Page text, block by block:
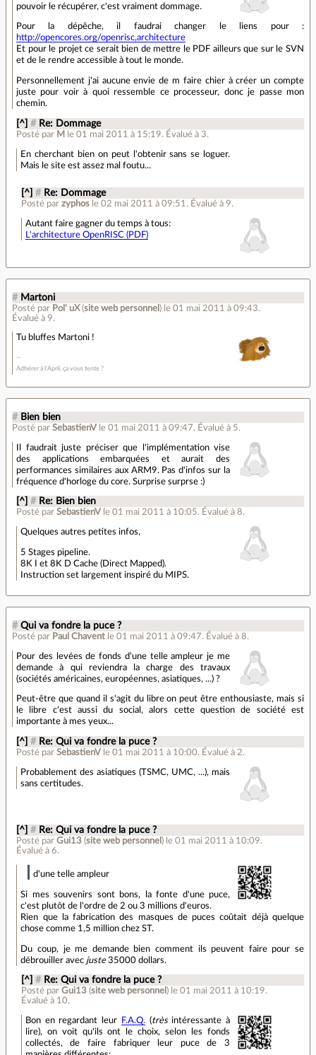
pouvoir le récupérer, c'est vraiment dommage.
Pour la dépêche, il faudrai changer le liens pour :
http://opencores.org/openrisc,architecture
Et pour le projet ce serait bien de mettre le PDF ailleurs que sur le SVN
et de le rendre accessible à tout le monde.
Personnellement j'ai aucune envie de m faire chier à créer un compte
juste pour voir à quoi ressemble ce processeur, donc je passe mon
chemin.
[^] # Re: Dommage
Posté par M le 01 mai 2011 à 15:19. Évalué à 3.
En cherchant bien on peut l'obtenir sans se loguer.
Mais le site est assez mal foutu...
[^] # Re: Dommage
Posté par zyphos le 02 mai 2011 à 09:51 . Évalué à 9.
Autant faire gagner du temps à tous:
L'architecture OpenRISC (PDF)
# Martoni
Posté par Pol' uX (site web personnel ) le 01 mai 2011 à 09:43.
Évalué à 9.
Tu bluffes Martoni !
Adhérer à l'April, ça vous tente ?
# Bien bien
Posté par SebastienV le 01 mai 2011 à 09:47. Évalué à 5.
Il faudrait juste préciser que l'implémentation vise
des applications embarquées et aurait des
performances similaires aux ARM9. Pas d'infos sur la
fréquence d'horloge du core. Surprise surprse :)
[^] # Re: Bien bien
Posté parSebastienV le 01 mai 2011 à 10:05. Évalué à8.
Quelques autres petites infos,
5 Stages pipeline.
8K I et 8K D Cache (Direct Mapped).
Instruction set largement inspiré du MIPS.
# Qui va fondre la puce ?
Posté par Paul Chavent le 01 mai 2011 à 09:47. Évalué à 8.
Pour des levées de fonds d'une telle ampleur je me
demande à qui reviendra la charge des travaux
(sociétés américaines, européennes, asiatiques, ...) ?
Peut-être que quand il s'agit du libre on peut être enthousiaste, mais si
le libre c'est aussi du social, alors cette question de société est
importante à mes yeux...
[^] # Re: Qui va fondre la puce ?
Posté parSebastienV le 01 mai 2011 à 10:00. Évalué à 2.
Probablement des asiatiques (TSMC, UMC, ...), mais
sans certitudes.
[^] # Re: Qui va fondre la puce ?
Posté parGui13 (site web personnel ) le 01 mai 2011 à 10:09.
Évalué à6.
d'une telle ampleur
Si mes souvenirs sont bons, la fonte d'une puce,
c'est plutôt de l'ordre de 2 ou 3 millions d'euros.
Rien que la fabrication des masques de puces coûtait déjà quelque
chose comme 1,5 million chez ST.
Du coup, je me demande bien comment ils peuvent faire pour se
débrouiller avec juste35000 dollars.
[^] # Re: Qui va fondre la puce ?
Posté par Gui13(site web personnel ) le 01 mai 2011 à 10:19.
Évalué à 10.
Bon en regardant leur F.A.Q. (trèsintéressante à
lire), on voit qu'ils ont le choix, selon les fonds
collectés, de faire fabriquer leur puce de 3